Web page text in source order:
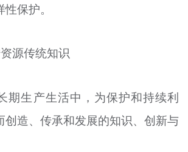
保护。
源传统知识
期生产生活中，为保护和持续利
创造、传承和发展的知识、创新与